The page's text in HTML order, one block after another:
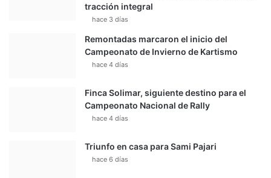
tracción integral
hace 3 días
Remontadas marcaron el inicio del
Campeonato de Invierno de Kartismo
hace 4 días
Finca Solimar, siguiente destino para el
Campeonato Nacional de Rally
hace 4 días
Triunfo en casa para Sami Pajari
hace 6 días